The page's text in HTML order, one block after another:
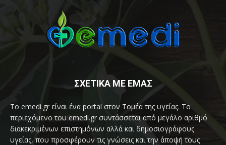
ΣΧΕΤΙΚΑ ΜΕ ΕΜΑΣ
Το emedi.gr είναι ένα portal στον Τομέα της υγείας. Το
περιεχόμενο του emedi.gr συντάσσεται από μεγάλο αριθμό
διακεκριμένων επιστημόνων αλλά και δημοσιογράφους
υγείας, που προσφέρουν τις γνώσεις και την άποψή τους